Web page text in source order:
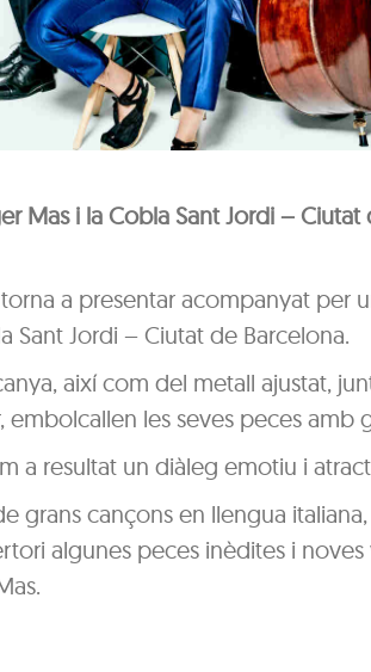
Mas i la Cobla Sant Jordi –
a presentar acompanyat per
Sant Jordi – Ciutat de Barcelona.
així com del metall ajustat,
les seves peces amb
a resultat un diàleg emotiu i
grans cançons en llengua
algunes peces inèdites i